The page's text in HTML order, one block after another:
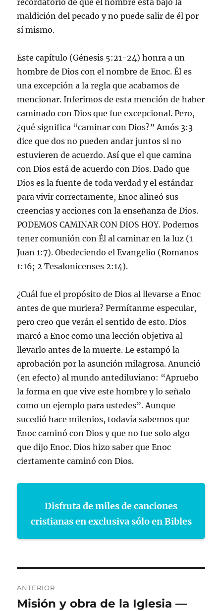
maldición del pecado y no puede salir de él por
sí mismo.
Este capítulo (Génesis 5:21-24) honra a un
hombre de Dios con el nombre de Enoc. Él es
una excepción a la regla que acabamos de
mencionar. Inferimos de esta mención de haber
caminado con Dios que fue excepcional. Pero,
¿qué significa “caminar con Dios?” Amós 3:3
dice que dos no pueden andar juntos si no
estuvieren de acuerdo. Así que el que camina
con Dios está de acuerdo con Dios. Dado que
Dios es la fuente de toda verdad y el estándar
para vivir correctamente, Enoc alineó sus
creencias y acciones con la enseñanza de Dios.
PODEMOS CAMINAR CON DIOS HOY. Podemos
tener comunión con Él al caminar en la luz (1
Juan 1:7). Obedeciendo el Evangelio (Romanos
1:16; 2 Tesalonicenses 2:14).
¿Cuál fue el propósito de Dios al llevarse a Enoc
antes de que muriera? Permítanme especular,
pero creo que verán el sentido de esto. Dios
marcó a Enoc como una lección objetiva al
llevarlo antes de la muerte. Le estampó la
aprobación por la asunción milagrosa. Anunció
(en efecto) al mundo antediluviano: “Apruebo
la forma en que vive este hombre y lo señalo
como un ejemplo para ustedes”. Aunque
sucedió hace milenios, todavía sabemos que
Enoc caminó con Dios y que no fue solo algo
que dijo Enoc. Dios hizo saber que Enoc
ciertamente caminó con Dios.
Disfruta de miles de canciones
cristianas en exclusiva sólo en Bibles
de
ANTERIOR
Entrada
Misión y obra de la Iglesia —